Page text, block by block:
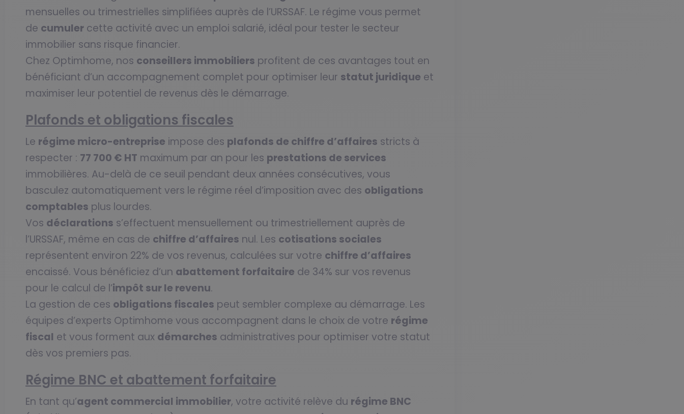
mensuelles ou trimestrielles simplifiées auprès de l’URSSAF. Le régime vous permet
de cumuler cette activité avec un emploi salarié, idéal pour tester le secteur
immobilier sans risque financier.
Chez Optimhome, nos conseillers immobiliers profitent de ces avantages tout en
bénéficiant d’un accompagnement complet pour optimiser leur statut juridique et
maximiser leur potentiel de revenus dès le démarrage.
Plafonds et obligations fiscales
Le régime micro-entreprise impose des plafonds de chiffre d’affaires stricts à
respecter : 77 700 € HT maximum par an pour les prestations de services
immobilières. Au-delà de ce seuil pendant deux années consécutives, vous
basculez automatiquement vers le régime réel d’imposition avec des obligations
comptables plus lourdes.
Vos déclarations s’effectuent mensuellement ou trimestriellement auprès de
l’URSSAF, même en cas de chiffre d’affaires nul. Les cotisations sociales
représentent environ 22% de vos revenus, calculées sur votre chiffre d’affaires
encaissé. Vous bénéficiez d’un abattement forfaitaire de 34% sur vos revenus
pour le calcul de l’impôt sur le revenu.
La gestion de ces obligations fiscales peut sembler complexe au démarrage. Les
équipes d’experts Optimhome vous accompagnent dans le choix de votre régime
fiscal et vous forment aux démarches administratives pour optimiser votre statut
dès vos premiers pas.
Régime BNC et abattement forfaitaire
En tant qu’agent commercial immobilier, votre activité relève du régime BNC